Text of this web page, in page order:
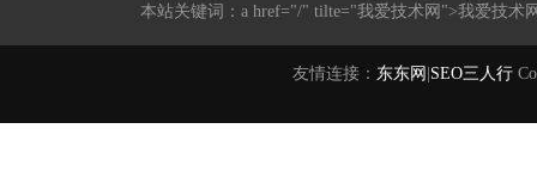
本站关键词：a href="/" tilte="我爱技术网">我爱技术
友情连接： 东东网 SEO三人行